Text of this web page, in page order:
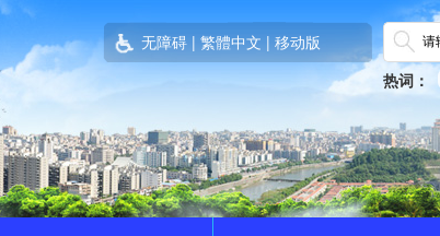
无障碍 | 繁體中文 | 移动版
热词：